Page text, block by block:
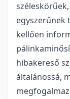
egyszerűnek
kellően
hibakereső
általánossá,